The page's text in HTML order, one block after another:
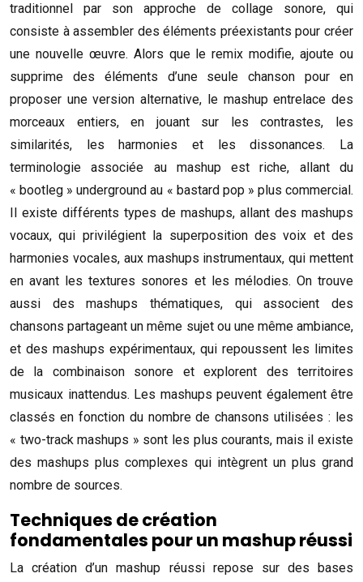
traditionnel par son approche de collage sonore, qui
consiste à assembler des éléments préexistants pour créer
une nouvelle œuvre. Alors que le remix modifie, ajoute ou
supprime des éléments d’une seule chanson pour en
proposer une version alternative, le mashup entrelace des
morceaux entiers, en jouant sur les contrastes, les
similarités, les harmonies et les dissonances. La
terminologie associée au mashup est riche, allant du
« bootleg » underground au « bastard pop » plus commercial.
Il existe différents types de mashups, allant des mashups
vocaux, qui privilégient la superposition des voix et des
harmonies vocales, aux mashups instrumentaux, qui mettent
en avant les textures sonores et les mélodies. On trouve
aussi des mashups thématiques, qui associent des
chansons partageant un même sujet ou une même ambiance,
et des mashups expérimentaux, qui repoussent les limites
de la combinaison sonore et explorent des territoires
musicaux inattendus. Les mashups peuvent également être
classés en fonction du nombre de chansons utilisées : les
« two-track mashups » sont les plus courants, mais il existe
des mashups plus complexes qui intègrent un plus grand
nombre de sources.
Techniques de création
fondamentales pour un mashup réussi
La création d’un mashup réussi repose sur des bases